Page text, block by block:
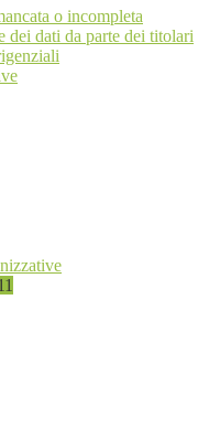
o incompleta
dei dati da parte dei titolari